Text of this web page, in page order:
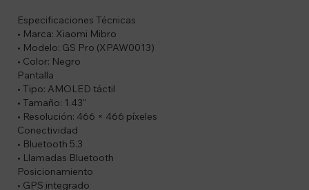
Especificaciones Técnicas
• Marca: Xiaomi Mibro
• Modelo: GS Pro (XPAW0013)
• Color: Negro
Pantalla
• Tipo: AMOLED táctil
• Tamaño: 1.43"
• Resolución: 466 × 466 píxeles
Conectividad
• Bluetooth 5.3
• Llamadas Bluetooth
Posicionamiento
• GPS integrado